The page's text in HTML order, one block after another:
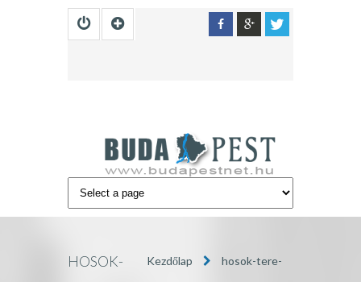
HOSOK-
Kezdőlap
hosok-tere-